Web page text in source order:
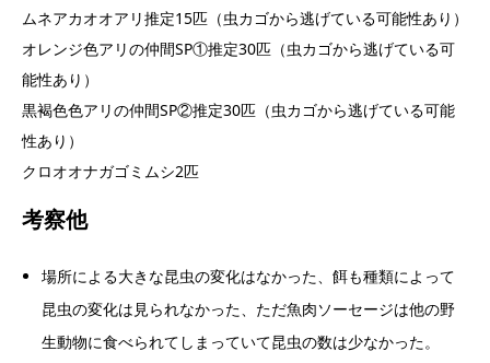
ムネアカオオアリ推定15匹（虫カゴから逃げている可能性あり）
オレンジ色アリの仲間SP①推定30匹（虫カゴから逃げている可
能性あり）
黒褐色色アリの仲間SP②推定30匹（虫カゴから逃げている可能
性あり）
クロオオナガゴミムシ2匹
考察他
場所による大きな昆虫の変化はなかった、餌も種類によって
昆虫の変化は見られなかった、ただ魚肉ソーセージは他の野
生動物に食べられてしまっていて昆虫の数は少なかった。